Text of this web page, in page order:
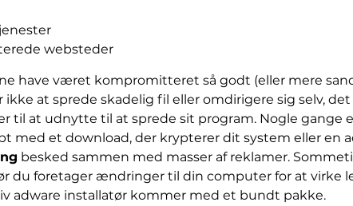
websteder
have været kompromitteret så godt (eller mere
at sprede skadelig fil eller omdirigere sig selv,
til at udnytte til at sprede sit program. Nogle gange
med et download, der krypterer dit system eller en
besked sammen med masser af reklamer.
du foretager ændringer til din computer for at
adware installatør kommer med et bundt pakke.